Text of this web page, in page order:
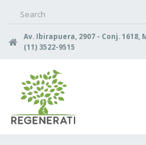
Av. Ibirapuera, 2907 - Conj. 1618,
(11) 3522-9515